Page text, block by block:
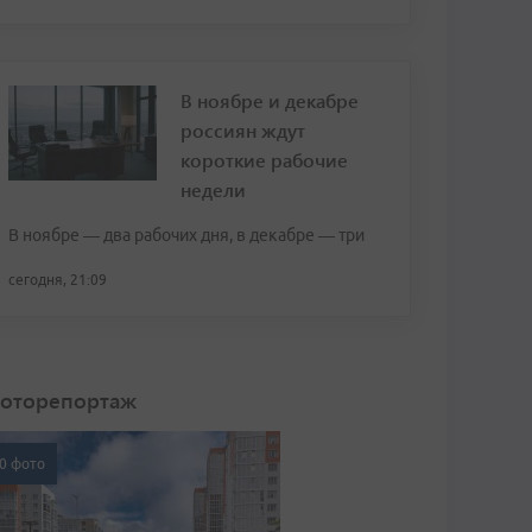
В ноябре и декабре
россиян ждут
короткие рабочие
недели
В ноябре — два рабочих дня, в декабре — три
сегодня, 21:09
фото